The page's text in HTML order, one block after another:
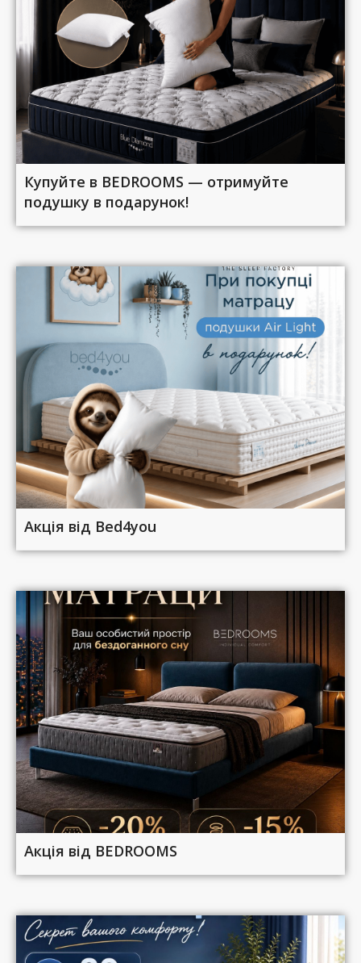
Купуйте в BEDROOMS — отримуйте
подушку в подарунок!
Акція від Bed4you
Акція від BEDROOMS